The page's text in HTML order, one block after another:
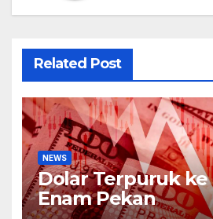
Related Post
NEWS
Dolar Terpuruk ke
Enam Pekan